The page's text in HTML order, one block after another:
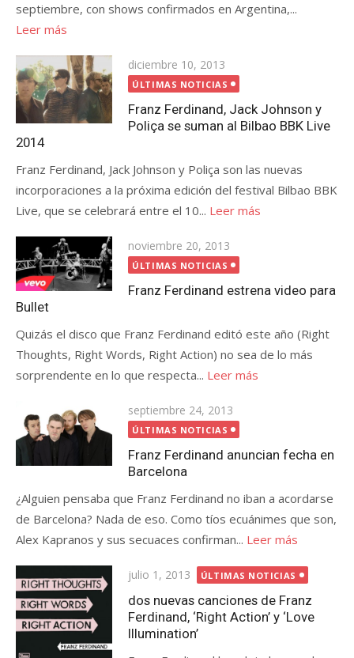
septiembre, con shows confirmados en Argentina,...
Leer más
Publicada
el
diciembre 10, 2013
ÚLTIMAS NOTICIAS
Franz Ferdinand, Jack Johnson y
Poliça se suman al Bilbao BBK Live
2014
Franz Ferdinand, Jack Johnson y Poliça son las nuevas
incorporaciones a la próxima edición del festival Bilbao BBK
Live, que se celebrará entre el 10... Leer más
Publicada
el
noviembre 20, 2013
ÚLTIMAS NOTICIAS
Franz Ferdinand estrena video para
Bullet
Quizás el disco que Franz Ferdinand editó este año (Right
Thoughts, Right Words, Right Action) no sea de lo más
sorprendente en lo que respecta... Leer más
Publicada
el
septiembre 24, 2013
ÚLTIMAS NOTICIAS
Franz Ferdinand anuncian fecha en
Barcelona
¿Alguien pensaba que Franz Ferdinand no iban a acordarse
de Barcelona? Nada de eso. Como tíos ecuánimes que son,
Alex Kapranos y sus secuaces confirman... Leer más
Publicada
el
julio 1, 2013 ÚLTIMAS NOTICIAS
dos nuevas canciones de Franz
Ferdinand, ‘Right Action’ y ‘Love
Illumination’